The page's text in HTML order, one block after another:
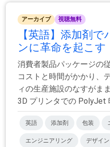
アーカイブ 視聴無料
【英語】添加剤
ンに革命を起こす
消費者製品パッケージの
コストと時間がかかり、
ィの生産施設のなすがま
3D プリンタでの PolyJet
英語 添加剤 包装
エンジニアリング デザイン